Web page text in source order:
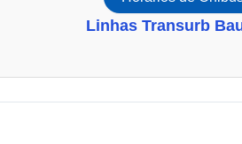
Linhas Transurb